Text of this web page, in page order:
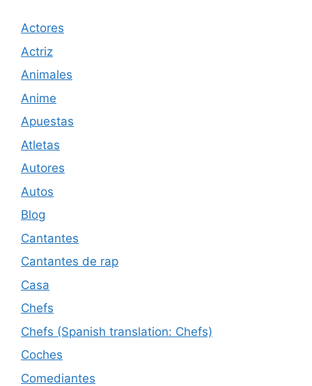
Actores
Actriz
Animales
Anime
Apuestas
Atletas
Autores
Autos
Blog
Cantantes
Cantantes de rap
Casa
Chefs
Chefs (Spanish translation: Chefs)
Coches
Comediantes